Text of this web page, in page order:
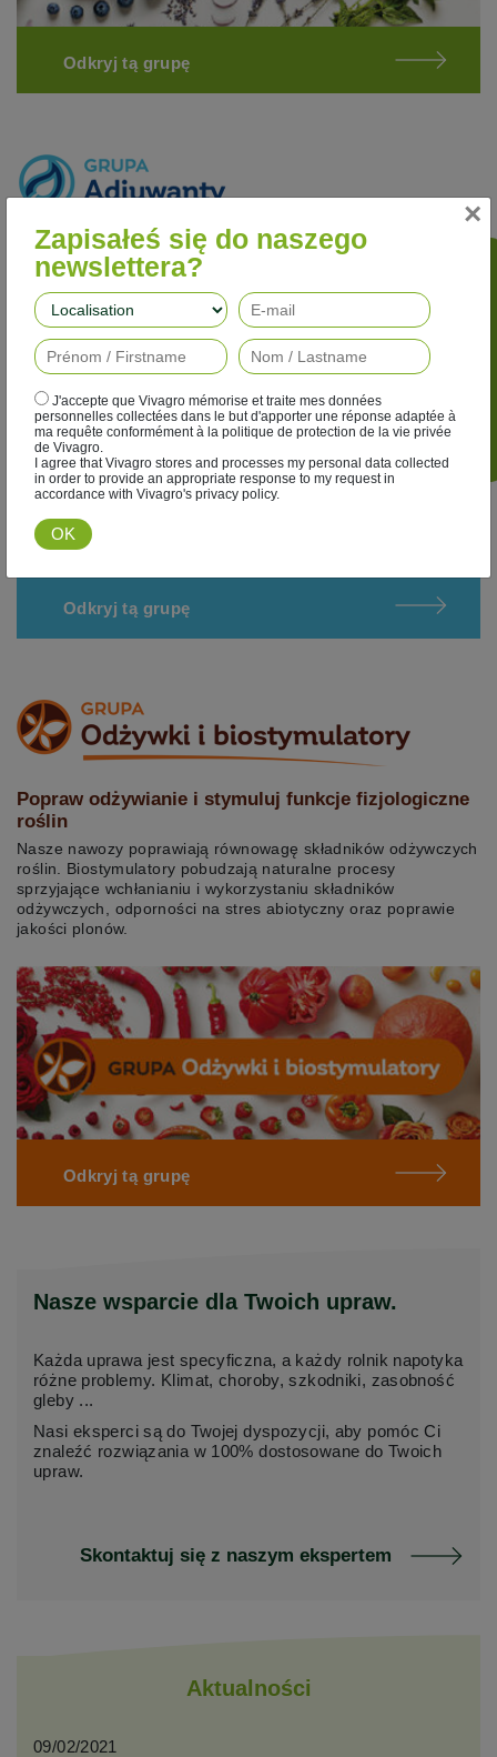
Odkryj tą grupę
Lepsza wydajność
Nasze adiuwanty poprawiają skuteczność działania
herbicydów, fungicydów, insektycydów i regulatorów wzrostu,
jednocześnie ograniczając ich wpływ na środowisko.
Odkryj tą grupę
Popraw odżywianie i stymuluj funkcje fizjologiczne
roślin
Nasze nawozy poprawiają równowagę składników odżywczych
roślin. Biostymulatory pobudzają naturalne procesy
sprzyjające wchłanianiu i wykorzystaniu składników
odżywczych, odporności na stres abiotyczny oraz poprawie
jakości plonów.
Odkryj tą grupę
Nasze wsparcie dla Twoich upraw.
Każda uprawa jest specyficzna, a każdy rolnik napotyka
różne problemy. Klimat, choroby, szkodniki, zasobność
gleby ...
Nasi eksperci są do Twojej dyspozycji, aby pomóc Ci
znaleźć rozwiązania w 100% dostosowane do Twoich
upraw.
Skontaktuj się z naszym ekspertem
Aktualności
09/02/2021
×
Zapisałeś się do naszego
newslettera?
J'accepte que Vivagro mémorise et traite mes données
personnelles collectées dans le but d'apporter une réponse adaptée à
ma requête conformément à la politique de protection de la vie privée
de Vivagro.
I agree that Vivagro stores and processes my personal data collected
in order to provide an appropriate response to my request in
accordance with Vivagro's privacy policy.